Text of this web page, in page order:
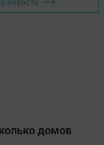
домов